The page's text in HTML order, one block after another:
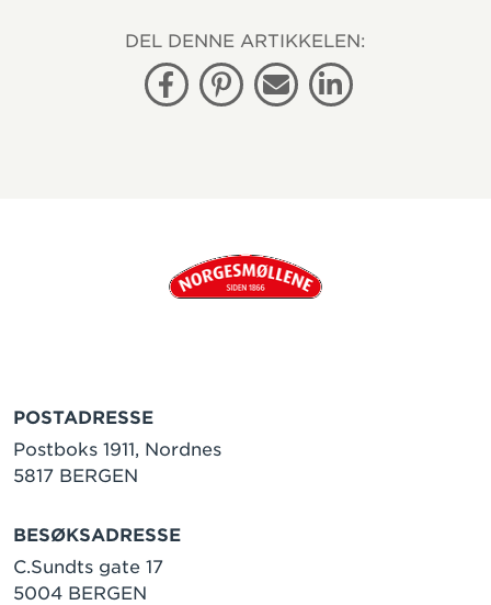
DEL DENNE ARTIKKELEN:
FacebookPinterestE-postLinkedin
POSTADRESSE
Postboks 1911, Nordnes
5817 BERGEN
BESØKSADRESSE
C.Sundts gate 17
5004 BERGEN